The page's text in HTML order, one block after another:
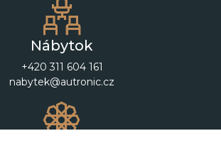
Nábytok
+420 311 604 161
nabytek@autronic.cz